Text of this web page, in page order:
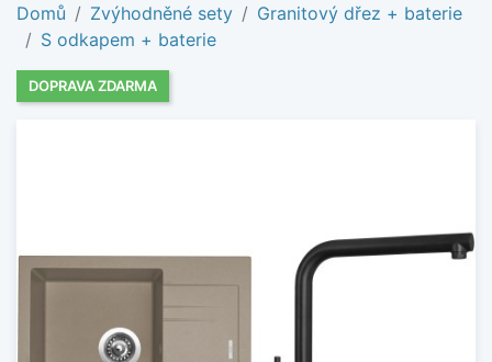
Domů Zvýhodněné sety
Granitový dřez + baterie
S odkapem + baterie
DOPRAVA ZDARMA